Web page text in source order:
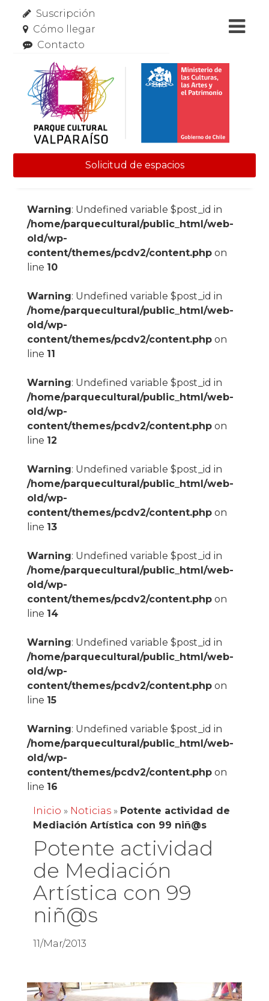
Suscripción
Cómo llegar
Contacto
Solicitud de espacios
Warning: Undefined variable $post_id in
/home/parquecultural/public_html/web-
old/wp-
content/themes/pcdv2/content.phpon
line 10
Warning: Undefined variable $post_id in
/home/parquecultural/public_html/web-
old/wp-
content/themes/pcdv2/content.phpon
line 11
Warning: Undefined variable $post_id in
/home/parquecultural/public_html/web-
old/wp-
content/themes/pcdv2/content.phpon
line 12
Warning: Undefined variable $post_id in
/home/parquecultural/public_html/web-
old/wp-
content/themes/pcdv2/content.phpon
line 13
Warning: Undefined variable $post_id in
/home/parquecultural/public_html/web-
old/wp-
content/themes/pcdv2/content.phpon
line 14
Warning: Undefined variable $post_id in
/home/parquecultural/public_html/web-
old/wp-
content/themes/pcdv2/content.phpon
line 15
Warning: Undefined variable $post_id in
/home/parquecultural/public_html/web-
old/wp-
content/themes/pcdv2/content.phpon
line 16
Inicio » Noticias» Potente actividad de
Mediación Artística con 99 niñ@s
Potente actividad
de Mediación
Artística con 99
niñ@s
11/Mar/2013